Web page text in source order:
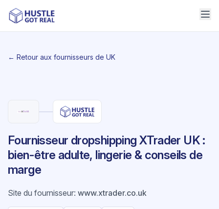
← Retour aux fournisseurs de UK
Fournisseur dropshipping XTrader UK :
bien-être adulte, lingerie & conseils de
marge
Site du fournisseur: www.xtrader.co.uk